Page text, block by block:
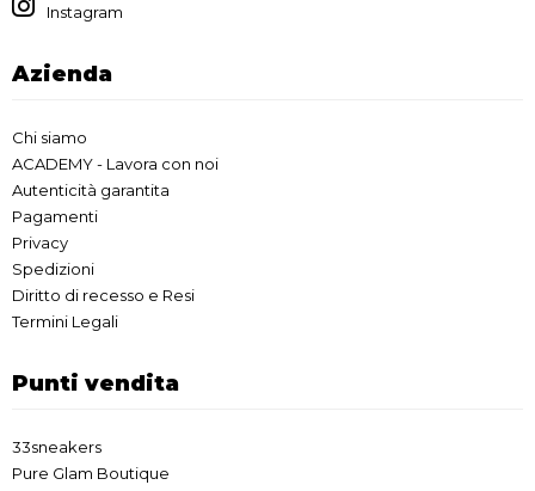
Instagram
Azienda
Chi siamo
ACADEMY - Lavora con noi
Autenticità garantita
Pagamenti
Privacy
Spedizioni
Diritto di recesso e Resi
Termini Legali
Punti vendita
33sneakers
Pure Glam Boutique